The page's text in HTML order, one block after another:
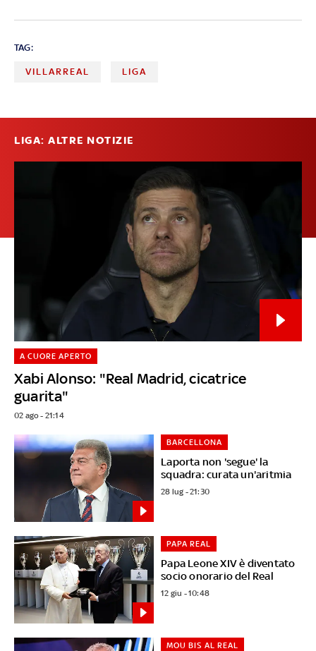
TAG:
VILLARREAL LIGA
LIGA: ALTRE NOTIZIE
Xabi Alonso: "Real Madrid, cicatrice
guarita"
A CUORE APERTO
02 ago - 21:14
Laporta non 'segue' la
squadra: curata un'aritmia
BARCELLONA
28 lug - 21:30
Papa Leone XIV è diventato
socio onorario del Real
PAPA REAL
12 giu - 10:48
MOU BIS AL REAL